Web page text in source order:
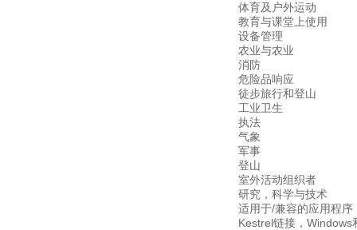
体育及户外运动
教育与课堂上使用
设备管理
农业与农业
消防
危险品响应
徒步旅行和登山
工业卫生
执法
气象
军事
登山
室外活动组织者
研究，科学与技术
适用于/兼容的应用程序
Kestrel链接，Windows